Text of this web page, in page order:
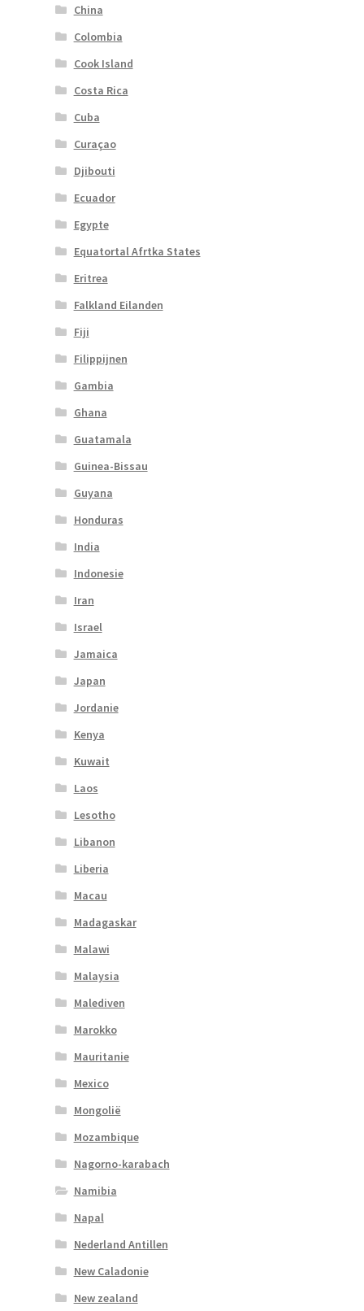
China
Colombia
Cook Island
Costa Rica
Cuba
Curaçao
Djibouti
Ecuador
Egypte
Equatortal Afrtka States
Eritrea
Falkland Eilanden
Fiji
Filippijnen
Gambia
Ghana
Guatamala
Guinea-Bissau
Guyana
Honduras
India
Indonesie
Iran
Israel
Jamaica
Japan
Jordanie
Kenya
Kuwait
Laos
Lesotho
Libanon
Liberia
Macau
Madagaskar
Malawi
Malaysia
Malediven
Marokko
Mauritanie
Mexico
Mongolië
Mozambique
Nagorno-karabach
Namibia
Napal
Nederland Antillen
New Caladonie
New zealand